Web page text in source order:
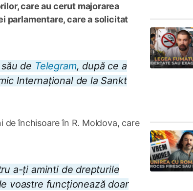
care au cerut majorarea
parlamentare, care a solicitat
de Telegram, după ce a
Internațional de la Sankt
de închisoare în R. Moldova, care
a-ți aminti de drepturile
voastre funcționează doar